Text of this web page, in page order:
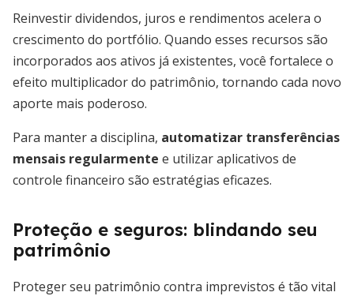
Reinvestir dividendos, juros e rendimentos acelera o
crescimento do portfólio. Quando esses recursos são
incorporados aos ativos já existentes, você fortalece o
efeito multiplicador do patrimônio, tornando cada novo
aporte mais poderoso.
Para manter a disciplina, automatizar transferências
mensais regularmente e utilizar aplicativos de
controle financeiro são estratégias eficazes.
Proteção e seguros: blindando seu
patrimônio
Proteger seu patrimônio contra imprevistos é tão vital